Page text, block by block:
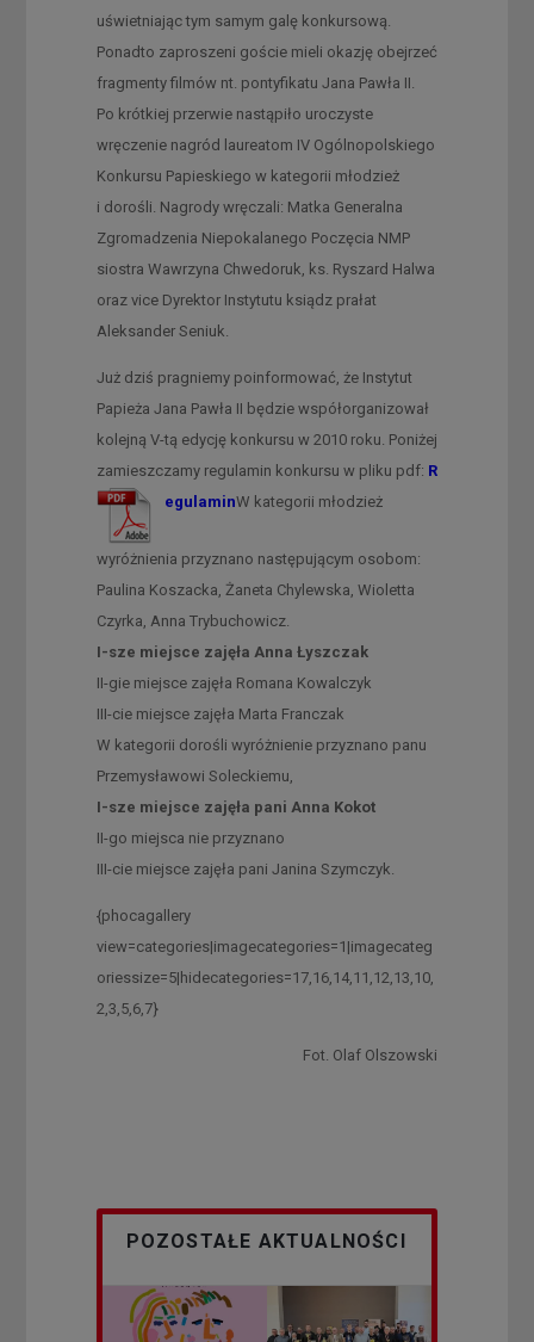
uświetniając tym samym galę konkursową.
Ponadto zaproszeni goście mieli okazję obejrzeć
fragmenty filmów nt. pontyfikatu Jana Pawła II.
Po krótkiej przerwie nastąpiło uroczyste
wręczenie nagród laureatom IV Ogólnopolskiego
Konkursu Papieskiego w kategorii młodzież
i dorośli. Nagrody wręczali: Matka Generalna
Zgromadzenia Niepokalanego Poczęcia NMP
siostra Wawrzyna Chwedoruk, ks. Ryszard Halwa
oraz vice Dyrektor Instytutu ksiądz prałat
Aleksander Seniuk.
Już dziś pragniemy poinformować, że Instytut
Papieża Jana Pawła II będzie współorganizował
kolejną V-tą edycję konkursu w 2010 roku. Poniżej
zamieszczamy regulamin konkursu w pliku pdf: R
egulaminW kategorii młodzież
wyróżnienia przyznano następującym osobom:
Paulina Koszacka, Żaneta Chylewska, Wioletta
Czyrka, Anna Trybuchowicz.
I-sze miejsce zajęła Anna Łyszczak
II-gie miejsce zajęła Romana Kowalczyk
III-cie miejsce zajęła Marta Franczak
W kategorii dorośli wyróżnienie przyznano panu
Przemysławowi Soleckiemu,
I-sze miejsce zajęła pani Anna Kokot
II-go miejsca nie przyznano
III-cie miejsce zajęła pani Janina Szymczyk.
{phocagallery
view=categories|imagecategories=1|imagecateg
oriessize=5|hidecategories=17,16,14,11,12,13,10,
2,3,5,6,7}
Fot. Olaf Olszowski
POZOSTAŁE AKTUALNOŚCI